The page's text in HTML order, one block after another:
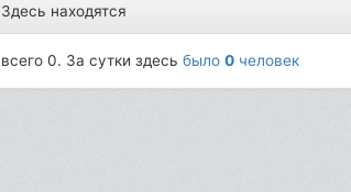
Здесь находятся
всего 0. За сутки здесьбыло0 человек